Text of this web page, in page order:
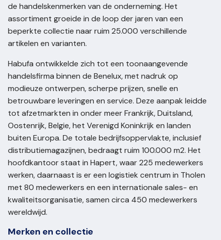
de handelskenmerken van de onderneming. Het
assortiment groeide in de loop der jaren van een
beperkte collectie naar ruim 25.000 verschillende
artikelen en varianten.
Habufa ontwikkelde zich tot een toonaangevende
handelsfirma binnen de Benelux, met nadruk op
modieuze ontwerpen, scherpe prijzen, snelle en
betrouwbare leveringen en service. Deze aanpak leidde
tot afzetmarkten in onder meer Frankrijk, Duitsland,
Oostenrijk, Belgie, het Verenigd Koninkrijk en landen
buiten Europa. De totale bedrijfsoppervlakte, inclusief
distributiemagazijnen, bedraagt ruim 100.000 m2. Het
hoofdkantoor staat in Hapert, waar 225 medewerkers
werken, daarnaast is er een logistiek centrum in Tholen
met 80 medewerkers en een internationale sales- en
kwaliteitsorganisatie, samen circa 450 medewerkers
wereldwijd.
Merken en collectie